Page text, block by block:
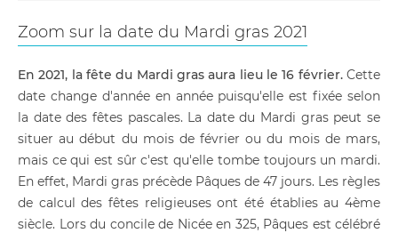
Zoom sur la date du Mardi gras 2021
En 2021, la fête du Mardi gras aura lieu le 16 février.Cette
date change d'année en année puisqu'elle est fixée selon
la date des fêtes pascales. La date du Mardi gras peut se
situer au début du mois de février ou du mois de mars,
mais ce qui est sûr c'est qu'elle tombe toujours un mardi.
En effet, Mardi gras précède Pâques de 47 jours. Les règles
de calcul des fêtes religieuses ont été établies au 4ème
siècle. Lors du concile de Nicée en 325, Pâques est célébré